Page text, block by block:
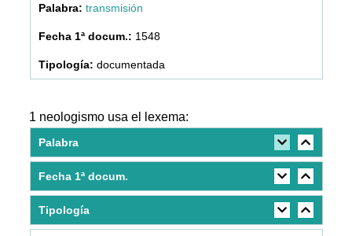
transmisión
1548
documentada
1 neologismo usa el lexema:
Palabra
Fecha 1ª docum.
Tipología